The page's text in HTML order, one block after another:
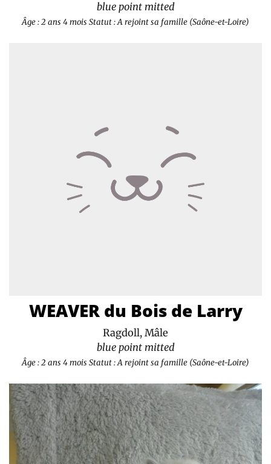
blue point mitted
Âge : 2 ans 4 mois Statut : A rejoint sa famille (Saône-et-Loire)
WEAVER du Bois de Larry
Ragdoll, Mâle
blue point mitted
Âge : 2 ans 4 mois Statut : A rejoint sa famille (Saône-et-Loire)